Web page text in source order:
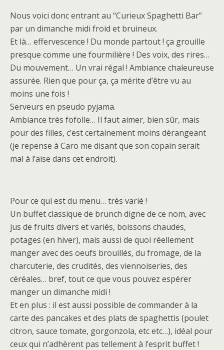
Nous voici donc entrant au “Curieux Spaghetti Bar”
par un dimanche midi froid et bruineux.
Et là… effervescence ! Du monde partout ! ça grouille
presque comme une fourmilière ! Des voix, des rires…
Du mouvement… Un vrai régal ! Ambiance chaleureuse
assurée. Rien que pour ça, ça mérite d’être vu au
moins une fois !
Serveurs en pseudo pyjama.
Ambiance très fofolle… Il faut aimer, bien sûr, mais
pour des filles, c’est certainement moins dérangeant
(je repense à Caro me disant que son copain serait
mal à l’aise dans cet endroit).
Pour ce qui est du menu… très varié !
Un buffet classique de brunch digne de ce nom, avec
jus de fruits divers et variés, boissons chaudes,
potages (en hiver), mais aussi de quoi réellement
manger avec des oeufs brouillés, du fromage, de la
charcuterie, des crudités, des viennoiseries, des
céréales… bref, tout ce que vous pouvez espérer
manger un dimanche midi !
Et en plus : il est aussi possible de commander à la
carte des pancakes et des plats de spaghettis (poulet
citron, sauce tomate, gorgonzola, etc etc…), idéal pour
ceux qui n’adhèrent pas tellement à l’esprit buffet !